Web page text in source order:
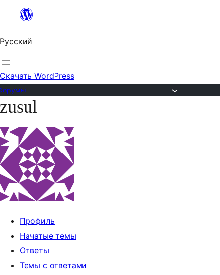
Перейти
содержимому
Русский
Скачать WordPress
Перейти
содержимому
zusul
Профиль
Начатые темы
Ответы
Темы с ответами